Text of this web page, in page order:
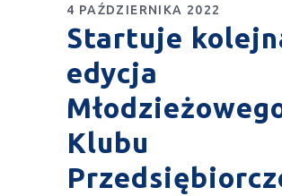
4 PAŹDZIERNIKA 2022
Startuje
edycja
Klubu